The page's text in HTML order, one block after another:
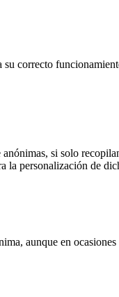
correcto
si solo
la personalización de
aunque en